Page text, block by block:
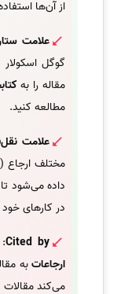
از آن‌ها
علامت
گوگل
مقاله را به
مطالعه کنید.
علامت
داده می‌شود تا
در کارهای
Cited by
ارجاعاتبه
می‌کند مقالات